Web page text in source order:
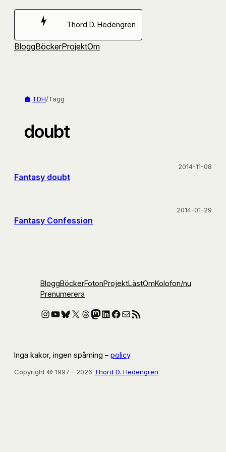
Hoppa
Thord D. Hedengren
BloggBöckerProjektOm
TDH/Tagg
doubt
Fantasy doubt
2014-11-08
Fantasy Confession
2014-01-29
BloggBöckerFotonProjektLästOmKolofon/nu
Prenumerera
Instagram
YouTube
Bluesky
X Threads
Mastodon
LinkedIn
Facebook
E-postRSS-flöde
Inga kakor, ingen spårning – policy.
Copyright © 1997—2026 Thord D. Hedengren